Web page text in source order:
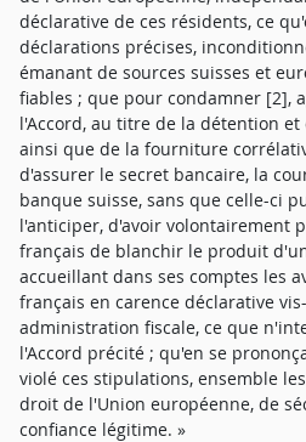
déclarative de ces résidents, ce
déclarations précises,
émanant de sources suisses et
fiables ; que pour condamner [2],
l'Accord, au titre de la détention
ainsi que de la fourniture
d'assurer le secret bancaire, la
banque suisse, sans que celle-ci
l'anticiper, d'avoir volontairement
français de blanchir le produit
accueillant dans ses comptes les
français en carence déclarative
administration fiscale, ce que
l'Accord précité ; qu'en se
violé ces stipulations, ensemble
droit de l'Union européenne, de
confiance légitime. »